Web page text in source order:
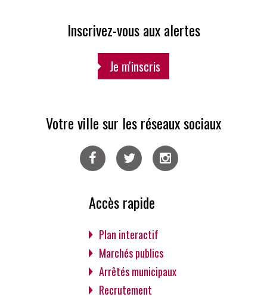
Inscrivez-vous aux alertes
Je m'inscris
Votre ville sur les réseaux sociaux
Accès rapide
Plan interactif
Marchés publics
Arrêtés municipaux
Recrutement